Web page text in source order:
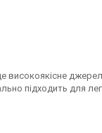
високоякісне
підходить для